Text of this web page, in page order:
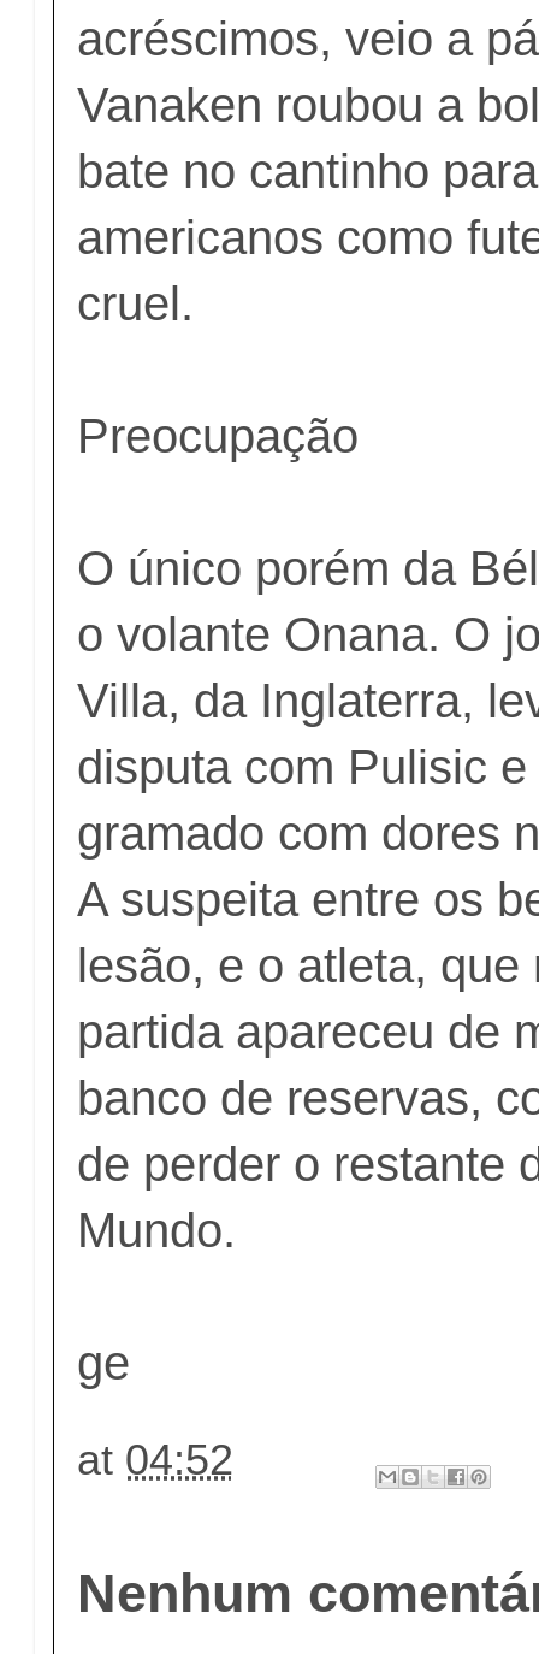
acréscimos, veio a
Vanaken roubou a
bate no cantinho
americanos como
cruel.
Preocupação
O único porém da
o volante Onana. O
Villa, da Inglaterra,
disputa com Pulisic
gramado com dores
A suspeita entre os
lesão, e o atleta, que
partida apareceu de
banco de reservas,
de perder o restante
Mundo.
ge
at 04:52
Nenhum